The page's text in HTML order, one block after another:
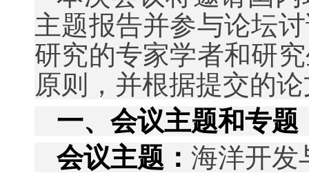
主题报告并参与论坛
研究的专家学者和研
原则，并根据提交的
一、会议主题和专题
会议主题： 海洋开发